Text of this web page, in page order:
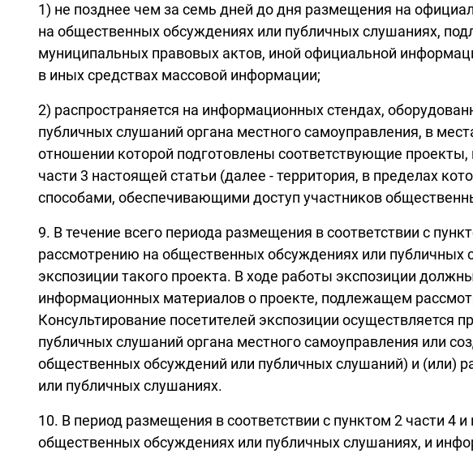
1) не позднее чем за семь дней до дня размещения на
на общественных обсуждениях или публичных слушаниях,
муниципальных правовых актов, иной официальной
в иных средствах массовой информации;
2) распространяется на информационных стендах,
публичных слушаний органа местного самоуправления, в
отношении которой подготовлены соответствующие
части 3 настоящей статьи (далее - территория, в пределах
способами, обеспечивающими доступ участников
9. В течение всего периода размещения в соответствии с
рассмотрению на общественных обсуждениях или
экспозиции такого проекта. В ходе работы экспозиции
информационных материалов о проекте, подлежащем
Консультирование посетителей экспозиции
публичных слушаний органа местного самоуправления или
общественных обсуждений или публичных слушаний) и (или)
или публичных слушаниях.
10. В период размещения в соответствии с пунктом 2 части
общественных обсуждениях или публичных слушаниях, и